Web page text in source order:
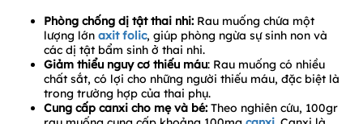
Phòng chống dị tật thai nhi: Rau muống chứa một
lượng lớn axit folic, giúp phòng ngừa sự sinh non và
các dị tật bẩm sinh ở thai nhi.
Giảm thiểu nguy cơ thiếu máu: Rau muống có nhiều
chất sắt, có lợi cho những người thiếu máu, đặc biệt là
trong trường hợp của thai phụ.
Cung cấp canxi cho mẹ và bé: Theo nghiên cứu, 100gr